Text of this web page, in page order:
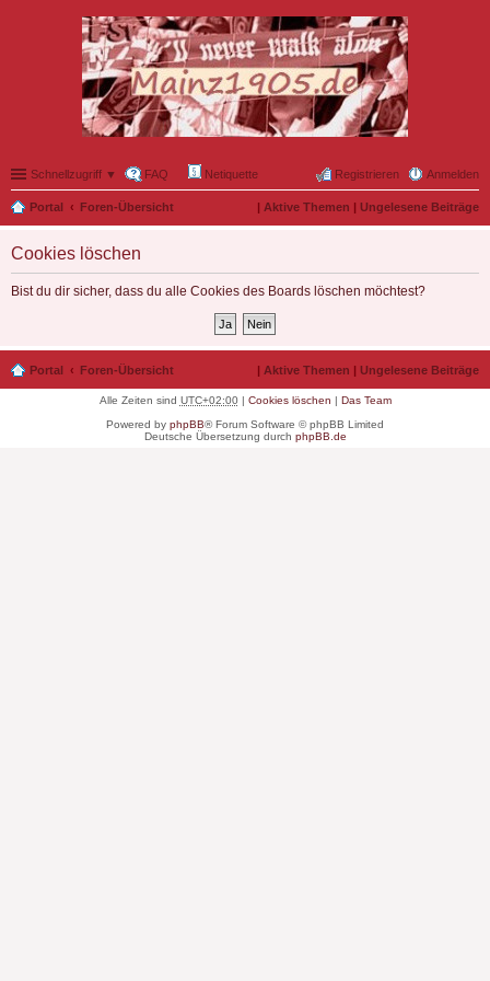
Schnellzugriff ▼ FAQ Netiquette Anmelden
Registrieren
Portal Foren-Übersicht | Aktive Themen | Ungelesene Beiträge
Cookies löschen
Bist du dir sicher, dass du alle Cookies des Boards löschen möchtest?
Portal Foren-Übersicht | Aktive Themen | Ungelesene Beiträge
Alle Zeiten sind UTC+02:00| Cookies löschen | Das Team
Powered by phpBB® Forum Software © phpBB Limited
Deutsche Übersetzung durch phpBB.de